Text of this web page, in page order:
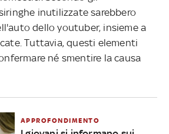
inutilizzate sarebbero
dello youtuber, insieme a
Tuttavia, questi elementi
né smentire la causa
APPROFONDIMENTO